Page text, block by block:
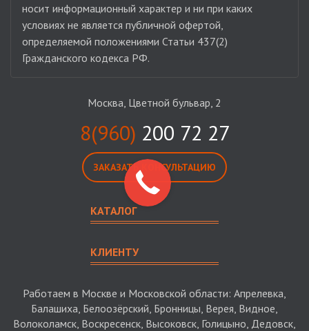
носит информационный характер и ни при каких
условиях не является публичной офертой,
определяемой положениями Статьи 437(2)
Гражданского кодекса РФ.
Москва, Цветной бульвар, 2
8(960) 200 72 27
ЗАКАЗАТЬ КОНСУЛЬТАЦИЮ
КАТАЛОГ
КЛИЕНТУ
Работаем в Москве и Московской области: Апрелевка,
Балашиха, Белоозёрский, Бронницы, Верея, Видное,
Волоколамск, Воскресенск, Высоковск, Голицыно, Дедовск,